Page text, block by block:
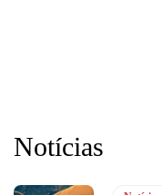
Notícias